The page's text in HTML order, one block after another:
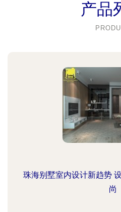
产品
珠海别墅室内设计新趋势
尚